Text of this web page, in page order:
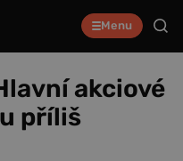
Menu
akciové
příliš